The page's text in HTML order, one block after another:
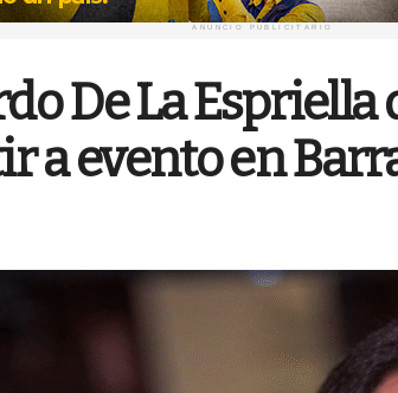
ANUNCIO PUBLICITARIO
De La
a evento en